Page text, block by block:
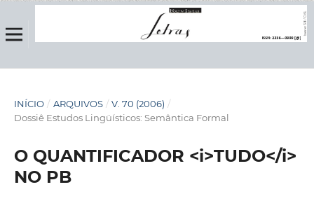
INÍCIO / ARQUIVOS / V. 70 (2006) /
Dossiê Estudos Lingüísticos: Semântica Formal
O QUANTIFICADOR <i>TUDO</i>
NO PB